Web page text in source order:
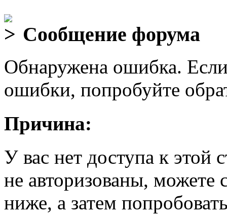
Сообщение форума
Обнаружена ошибка.
ошибки, попробуйте
Причина:
У вас нет доступа к
не авторизованы, можете
ниже, а затем